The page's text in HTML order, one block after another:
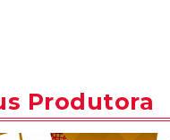
Produtora